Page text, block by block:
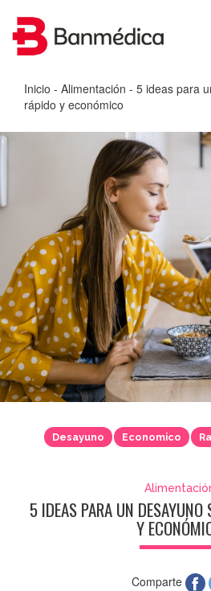
Inicio - Alimentación - 5 ideas para
rápido y económico
Desayuno Economico
5 IDEAS PARA UN DESAYUNO
Y
Comparte